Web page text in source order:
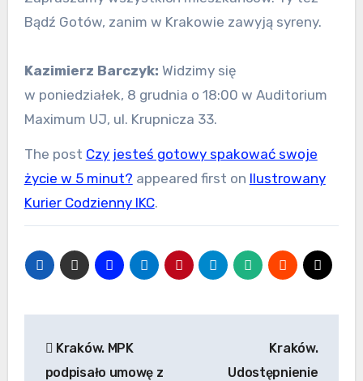
Bądź Gotów, zanim w Krakowie zawyją syreny.
Kazimierz Barczyk: Widzimy się
w poniedziałek, 8 grudnia o 18:00 w Auditorium
Maximum UJ, ul. Krupnicza 33.
The post Czy jesteś gotowy spakować swoje
życie w 5 minut? appeared first on Ilustrowany
Kurier Codzienny IKC.
wpisu
Kraków. MPK
podpisało umowę z
Kraków.
Udostępnienie